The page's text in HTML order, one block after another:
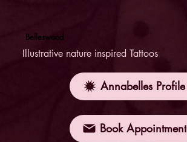
Belleswood
Illustrative nature inspired Tattoos
Annabelles Profile
Book Appointment